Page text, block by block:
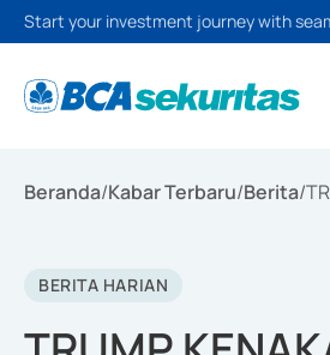
Start your investment journey with
Beranda/Kabar Terbaru/Berita/
BERITA HARIAN